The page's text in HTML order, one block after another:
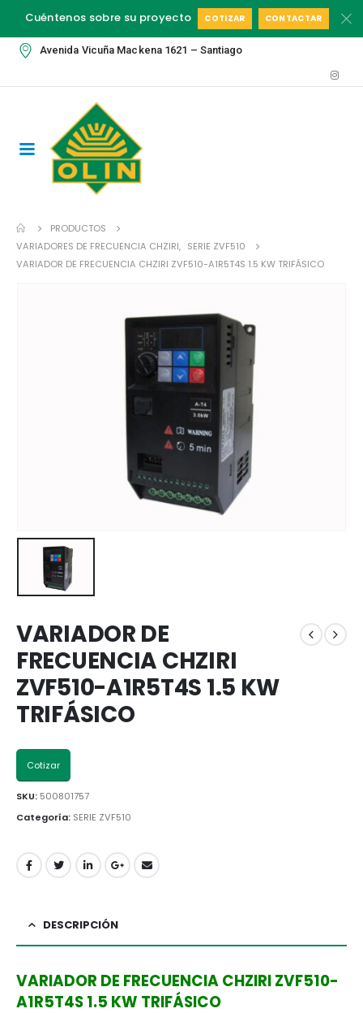
Cuéntenos sobre su proyecto COTIZAR CONTACTAR
Avenida Vicuña Mackena 1621 – Santiago
PRODUCTOS
VARIADORES DE FRECUENCIA CHZIRI, SERIE ZVF510
VARIADOR DE FRECUENCIA CHZIRI ZVF510-A1R5T4S 1.5 KW TRIFÁSICO
VARIADOR DE
FRECUENCIA CHZIRI
ZVF510-A1R5T4S 1.5 KW
TRIFÁSICO
Cotizar
SKU: 500801757
Categoría: SERIE ZVF510
DESCRIPCIÓN
VARIADOR DE FRECUENCIA CHZIRI ZVF510-
A1R5T4S 1.5 KW TRIFÁSICO